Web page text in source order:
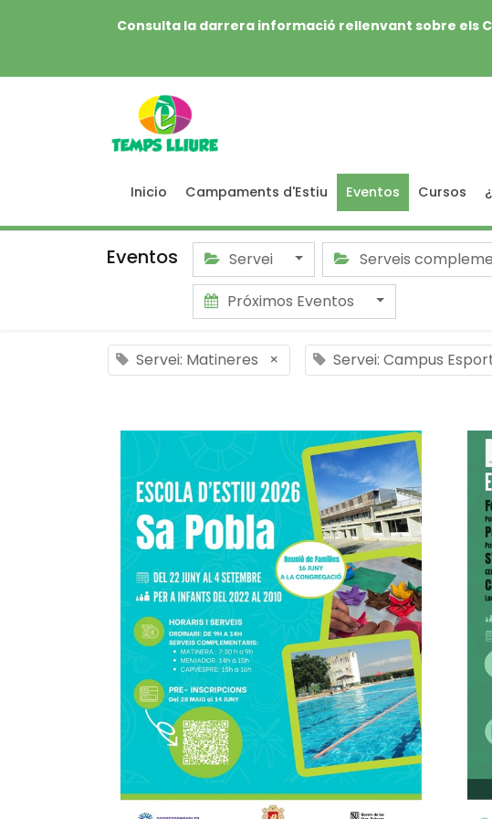
Consulta la darrera informació rellenvant sobre els
Inicio Campaments d'Estiu Eventos Cursos
Eventos Servei Serveis
Próximos Eventos
Servei: Matineres × Servei: Campus